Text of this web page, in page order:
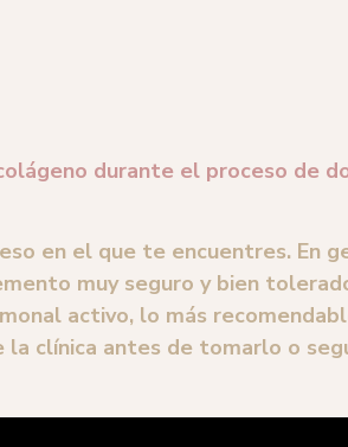
durante el proceso de
en el que te encuentres. En
muy seguro y bien
activo, lo más
la clínica antes de tomarlo o